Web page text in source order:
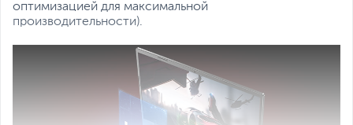
оптимизацией для максимальной
производительности).